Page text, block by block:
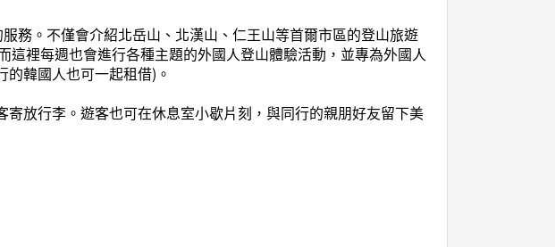
務。不僅會介紹北岳山、北漢山、仁王山等首爾市區的登山旅遊
裡每週也會進行各種主題的外國人登山體驗活動，並專為外國人
韓國人也可一起租借)。
放行李。遊客也可在休息室小歇片刻，與同行的親朋好友留下美